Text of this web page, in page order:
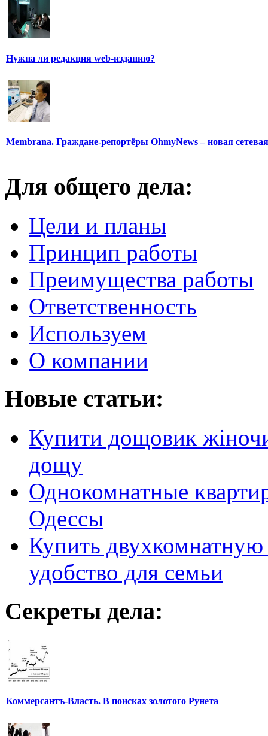
Нужна ли редакция web-изданию?
Membrana. Граждане-репортёры OhmyNews – новая
Для общего дела:
Цели и планы
Принцип работы
Преимущества работы
Ответственность
Используем
О компании
Новые статьи:
Купити дощовик
дощу
Однокомнатные
Одессы
Купить
удобство для семьи
Секреты дела:
Коммерсантъ-Власть. В поисках золотого Рунета